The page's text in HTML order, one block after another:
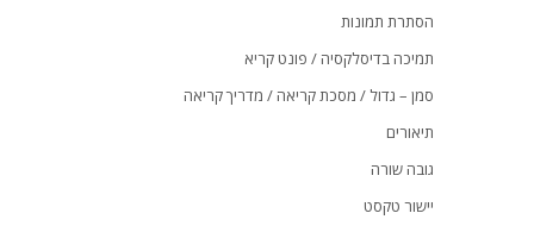
הסתרת תמונות
תמיכה בדיסלקסיה / פונט קריא
סמן – גדול / מסכת קריאה / מדריך קריאה
תיאורים
גובה שורה
יישור טקסט